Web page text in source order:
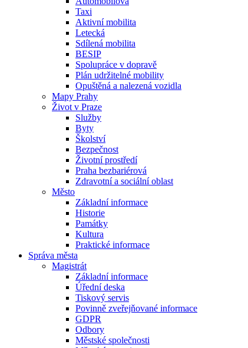
Taxi
Aktivní mobilita
Letecká
Sdílená mobilita
BESIP
Spolupráce v dopravě
Plán udržitelné mobility
Opuštěná a nalezená vozidla
Mapy Prahy
Život v Praze
Služby
Byty
Školství
Bezpečnost
Životní prostředí
Praha bezbariérová
Zdravotní a sociální oblast
Město
Základní informace
Historie
Památky
Kultura
Praktické informace
Správa města
Magistrát
Základní informace
Úřední deska
Tiskový servis
Povinně zveřejňované informace
GDPR
Odbory
Městské společnosti